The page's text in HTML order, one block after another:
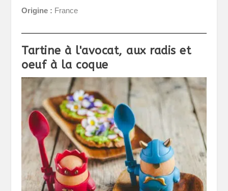
Origine : France
Tartine à l'avocat, aux radis et
oeuf à la coque